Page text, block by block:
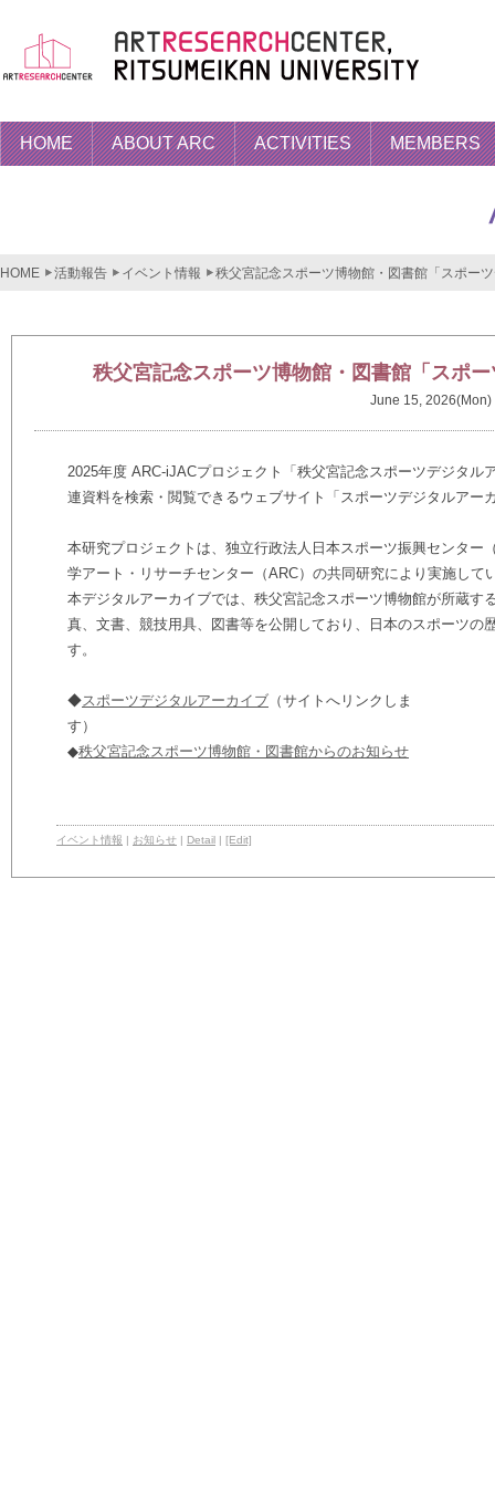
HOME ABOUT ARC ACTIVITIES MEMBERS
HOME 活動報告 イベント情報 秩父宮記念スポーツ博物館・図書館「スポー
秩父宮記念スポーツ博物館・図書館「スポ
June 15, 2026(Mon)
2025年度 ARC-iJACプロジェクト「秩父宮記念スポーツデジタル
連資料を検索・閲覧できるウェブサイト「スポーツデジタルアー
本研究プロジェクトは、独立行政法人日本スポーツ振興センター
学アート・リサーチセンター（ARC）の共同研究により実施して
本デジタルアーカイブでは、秩父宮記念スポーツ博物館が所蔵す
真、文書、競技用具、図書等を公開しており、日本のスポーツの
す。
◆スポーツデジタルアーカイブ （サイトへリンクしま
◆秩父宮記念スポーツ博物館・図書館からのお知らせ
イベント情報 | お知らせ | Detail | [Edit]